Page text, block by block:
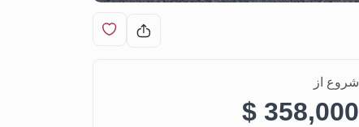
شروع از
358,000 $